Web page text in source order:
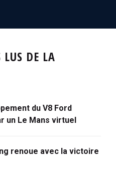
LUS DE LA
du V8 Ford
un Le Mans virtuel
renoue avec la victoire